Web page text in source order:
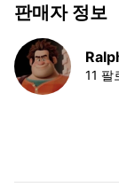
판매자 정보
11 팔